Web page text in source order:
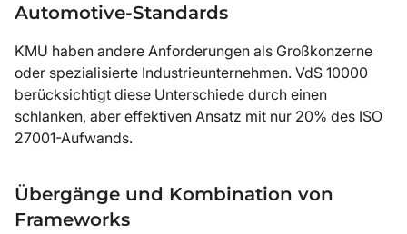
Automotive-Standards
KMU haben andere Anforderungen als Großkonzerne
oder spezialisierte Industrieunternehmen. VdS 10000
berücksichtigt diese Unterschiede durch einen
schlanken, aber effektiven Ansatz mit nur 20% des ISO
27001-Aufwands.
Übergänge und Kombination von
Frameworks